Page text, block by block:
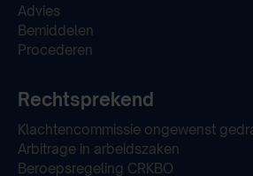
Advies
Bemiddelen
Procederen
Rechtsprekend
Klachtencommissie ongewenst
Arbitrage in arbeidszaken
Beroepsregeling CRKBO